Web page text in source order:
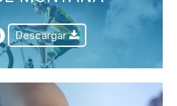
Descargar